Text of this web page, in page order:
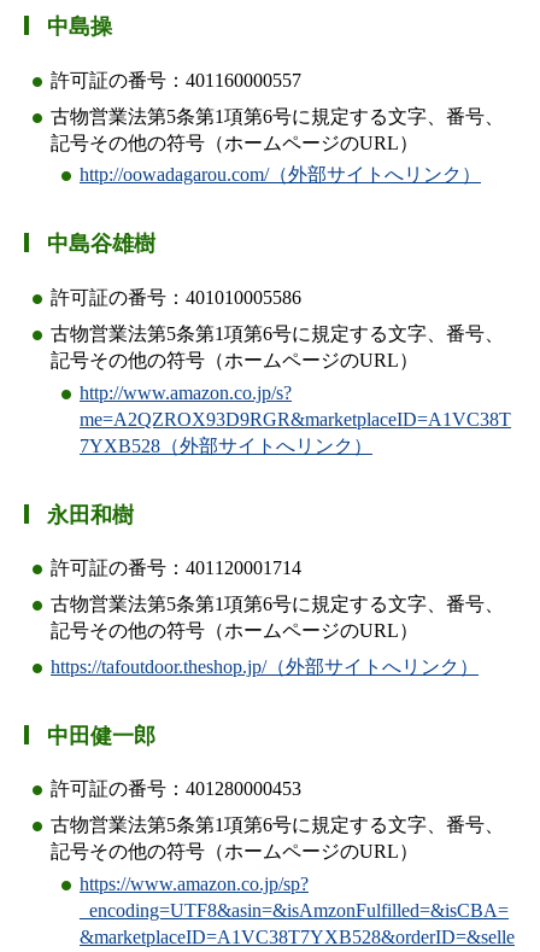
中島操
許可証の番号：401160000557
古物営業法第5条第1項第6号に規定する文字、番号、
記号その他の符号（ホームページのURL）
http://oowadagarou.com/（外部サイトへリンク）
中島谷雄樹
許可証の番号：401010005586
古物営業法第5条第1項第6号に規定する文字、番号、
記号その他の符号（ホームページのURL）
http://www.amazon.co.jp/s?
me=A2QZROX93D9RGR&marketplaceID=A1VC38T
7YXB528（外部サイトへリンク）
永田和樹
許可証の番号：401120001714
古物営業法第5条第1項第6号に規定する文字、番号、
記号その他の符号（ホームページのURL）
https://tafoutdoor.theshop.jp/（外部サイトへリンク）
中田健一郎
許可証の番号：401280000453
古物営業法第5条第1項第6号に規定する文字、番号、
記号その他の符号（ホームページのURL）
https://www.amazon.co.jp/sp?
_encoding=UTF8&asin=&isAmzonFulfilled=&isCBA=
&marketplaceID=A1VC38T7YXB528&orderID=&selle